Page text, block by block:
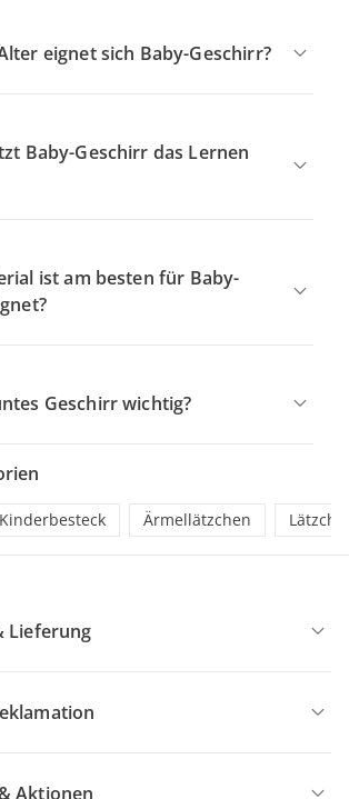
eignet sich Baby-Geschirr?
Baby-Geschirr das Lernen
ist am besten für Baby-
Geschirr wichtig?
Kinderbesteck Ärmellätzchen
Lieferung
Aktionen